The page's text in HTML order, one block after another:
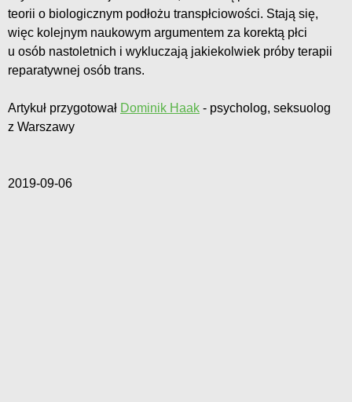
teorii o biologicznym podłożu transpłciowości. Stają się,
więc kolejnym naukowym argumentem za korektą płci
u osób nastoletnich i wykluczają jakiekolwiek próby terapii
reparatywnej osób trans.
Artykuł przygotował Dominik Haak - psycholog, seksuolog
z Warszawy
2019-09-06